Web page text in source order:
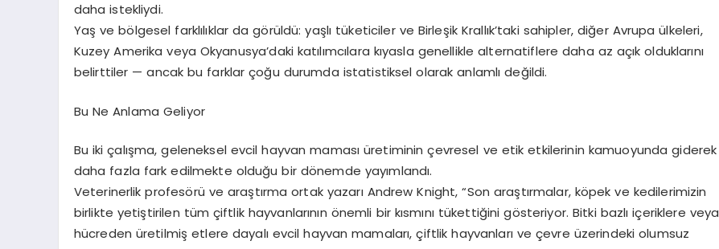
daha istekliydi.
Yaş ve bölgesel farklılıklar da görüldü: yaşlı tüketiciler ve Birleşik Krallık’taki sahipler, diğer Avrupa ülkeleri,
Kuzey Amerika veya Okyanusya’daki katılımcılara kıyasla genellikle alternatiflere daha az açık olduklarını
belirttiler —ancak bu farklar çoğu durumda istatistiksel olarak anlamlı değildi.
Bu Ne Anlama Geliyor
Bu iki çalışma, geleneksel evcil hayvan maması üretiminin çevresel ve etik etkilerinin kamuoyunda giderek
daha fazla fark edilmekte olduğu bir dönemde yayımlandı.
Veterinerlikprofesörü ve araştırma ortak yazarı Andrew Knight,“Son araştırmalar, köpek ve kedilerimizin
birlikte yetiştirilen tüm çiftlik hayvanlarının önemli bir kısmını tükettiğini gösteriyor. Bitki bazlı içeriklere veya
hücreden üretilmiş etlere dayalı evcil hayvan mamaları, çiftlik hayvanları ve çevre üzerindeki olumsuz